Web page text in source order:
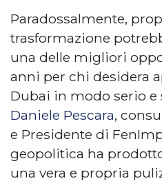
Paradossalmente,
trasformazione
una delle migliori
anni per chi desidera
Dubai in modo serio
Daniele Pescara,
e Presidente di
geopolitica ha
una vera e propria